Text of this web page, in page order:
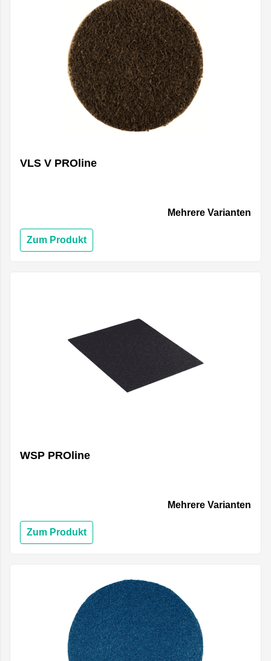
VLS V PROline
Mehrere Varianten
Zum Produkt
WSP PROline
Mehrere Varianten
Zum Produkt